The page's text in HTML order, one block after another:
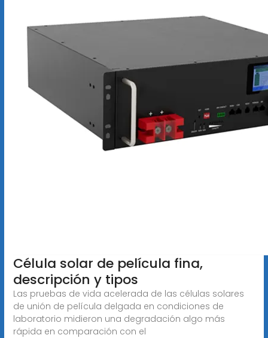
Célula solar de película fina,
descripción y tipos
Las pruebas de vida acelerada de las células solares
de unión de película delgada en condiciones de
laboratorio midieron una degradación algo más
rápida en comparación con el